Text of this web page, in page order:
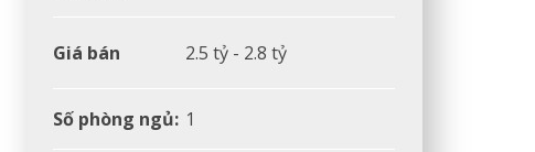
Giá bán 2.5 tỷ - 2.8 tỷ
Số phòng ngủ: 1